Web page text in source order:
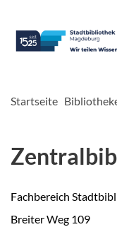
Startseite
Fachbereich
Breiter Weg 109